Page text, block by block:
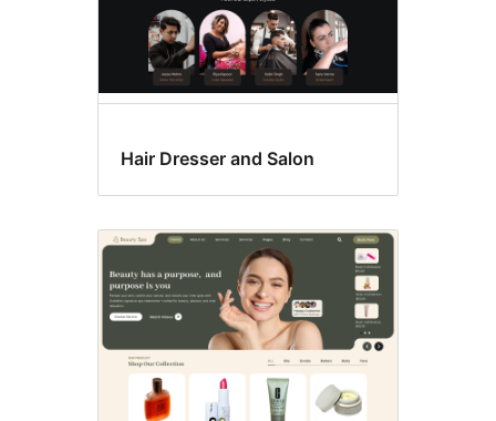
Hair Dresser and Salon